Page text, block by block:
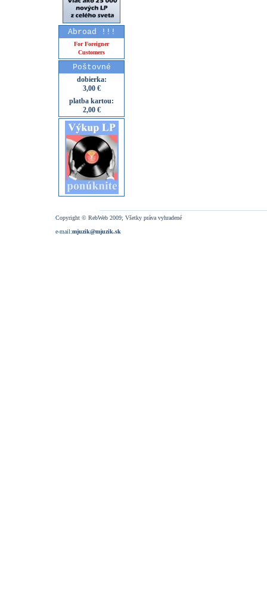
Abroad !!!
For Foreigner
Customers
Poštovné
dobierka:
3,00 €
platba kartou:
2,00 €
Copyright © RebWeb 2009; Všetky práva vyhradené
e-mail:mjuzik@mjuzik.sk